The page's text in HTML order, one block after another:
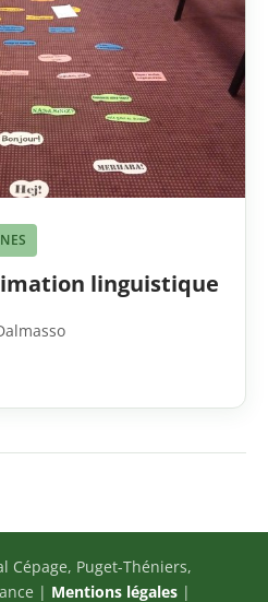
linguistique
Cépage, Puget-Théniers,
| Mentions légales |